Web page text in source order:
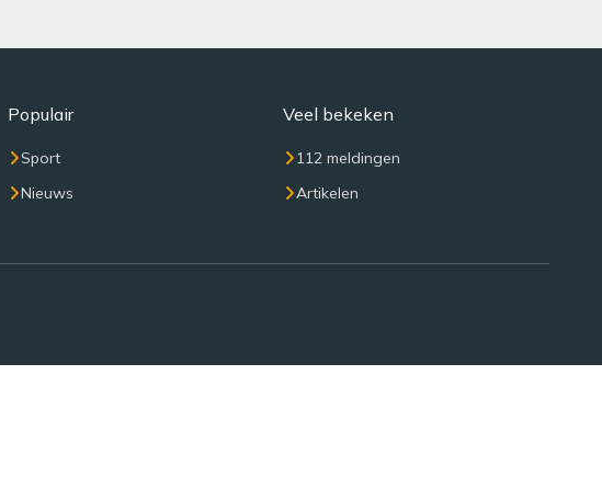
Populair
Sport
Nieuws
Veel bekeken
112 meldingen
Artikelen